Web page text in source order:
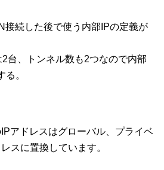
接続した後で使う内部IPの定義が
台、トンネル数も2つなので内部
る。
アドレスはグローバル、プライベ
スに置換しています。